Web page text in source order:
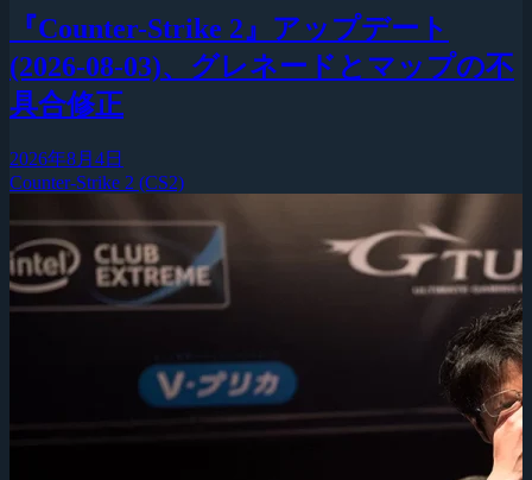
『Counter-Strike 2』アップデート
(2026-08-03)、グレネードとマップの不
具合修正
2026年8月4日
Counter-Strike 2 (CS2)